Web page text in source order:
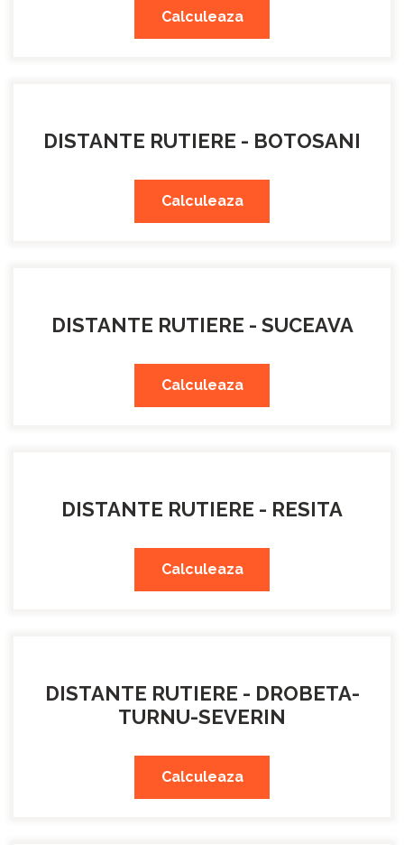
Calculeaza
DISTANTE RUTIERE - BOTOSANI
Calculeaza
DISTANTE RUTIERE - SUCEAVA
Calculeaza
DISTANTE RUTIERE - RESITA
Calculeaza
DISTANTE RUTIERE - DROBETA-
TURNU-SEVERIN
Calculeaza